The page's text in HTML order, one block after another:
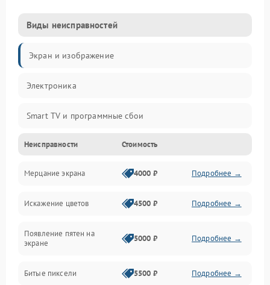
Виды неисправностей
Экран и изображение
Электроника
Smart TV и программные сбои
Питание и запуск
Подсветка и LED-модули
Звук и аудиосистема
Сигнал и приём каналов
Неисправности Стоимость
Мерцание экрана 4000 ₽ Подробнее →
Искажение цветов 4500 ₽ Подробнее →
Появление пятен на
экране
5000 ₽ Подробнее →
Битые пиксели 5500 ₽ Подробнее →